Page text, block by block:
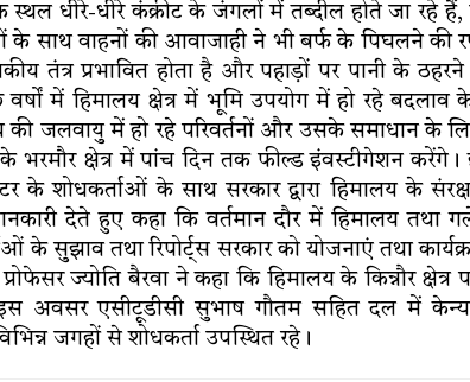
स्थल धीरे-धीरे कंक्रीट के जंगलों में तब्दील होते जा रहे
के साथ वाहनों की आवाजाही ने भी बर्फ के पिघलने की
तंत्र प्रभावित होता है और पहाड़ों पर पानी के ठहरने
में हिमालय क्षेत्र में भूमि उपयोग में हो रहे बदलाव
की जलवायु में हो रहे परिवर्तनों और उसके समाधान के
के भरमौर क्षेत्र में पांच दिन तक फील्ड इंवस्टीगेशन
के शोधकर्ताओं के साथ सरकार द्वारा हिमालय के
देते हुए कहा कि वर्तमान दौर में हिमालय तथा
सुझाव तथा रिपोर्ट्स सरकार को योजनाएं तथा
ज्योति बैरवा ने कहा कि हिमालय के किन्नौर क्षेत्र
अवसर एसीटूडीसी सुभाष गौतम सहित दल में
जगहों से शोधकर्ता उपस्थित रहे।